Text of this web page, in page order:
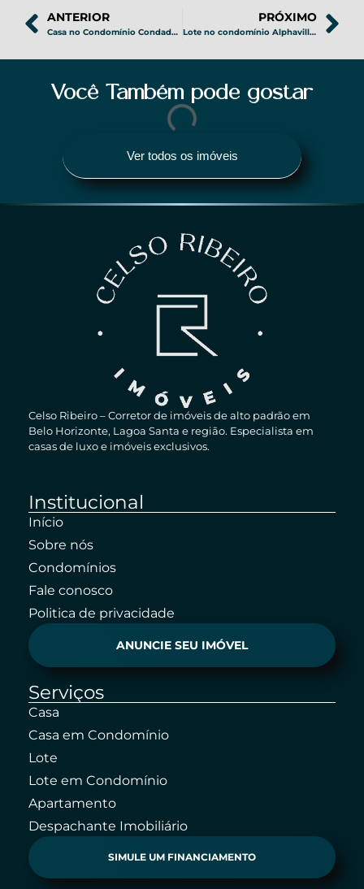
ANTERIOR
Casa no Condomínio Condados da Lagoa em Lagoa Santa – COD 173
PRÓXIMO
Lote no condomínio Alphaville em Vespasiano – COD 175
Você Também pode gostar
Ver todos os imóveis
Celso Ribeiro – Corretor de imóveis de alto padrão em
Belo Horizonte, Lagoa Santa e região. Especialista em
casas de luxo e imóveis exclusivos.
Institucional
Início
Sobre nós
Condomínios
Fale conosco
Politica de privacidade
ANUNCIE SEU IMÓVEL
Serviços
Casa
Casa em Condomínio
Lote
Lote em Condomínio
Apartamento
Despachante Imobiliário
SIMULE UM FINANCIAMENTO